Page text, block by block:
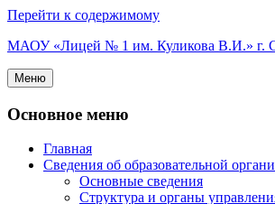
Перейти к содержимому
МАОУ «Лицей № 1 им. Куликова В.И.» г.
Меню
Основное меню
Главная
Сведения об образовательной
Основные сведения
Структура и органы